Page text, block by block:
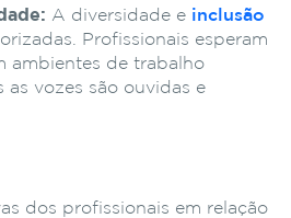
A diversidade e inclusão
Profissionais esperam
ambientes de trabalho
as vozes são ouvidas e
dos profissionais em relação